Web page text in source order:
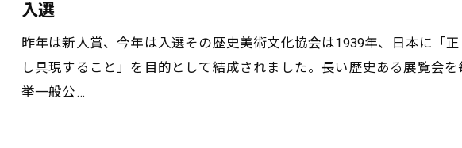
入選
昨年は新人賞、今年は入選その歴史美術文化協会は1939年、日本に「
し具現すること」を目的として結成されました。長い歴史ある展覧会
挙一般公…